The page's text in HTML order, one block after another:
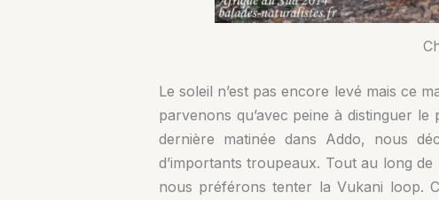
Le soleil n’est pas encore levé mais ce
parvenons qu’avec peine à distinguer
dernière matinée dans Addo, nous
d’importants troupeaux. Tout au long
nous préférons tenter la Vukani loop.